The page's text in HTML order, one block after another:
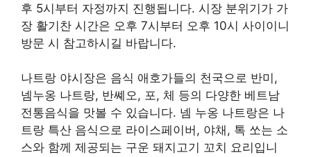
후 5시부터 자정까지 진행됩니다. 시장 분위기가 가
장 활기찬 시간은 오후 7시부터 오후 10시 사이이니
방문 시 참고하시길 바랍니다.
나트랑 야시장은 음식 애호가들의 천국으로 반미,
넴누옹 나트랑, 반쎼오, 포, 체 등의 다양한 베트남
전통음식을 맛볼 수 있습니다. 넴 누옹 나트랑은 나
트랑 특산 음식으로 라이스페이버, 야채, 톡 쏘는 소
스와 함께 제공되는 구운 돼지고기 꼬치 요리입니